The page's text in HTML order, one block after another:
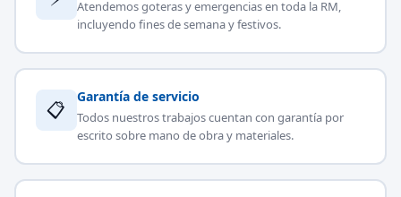
Atendemos goteras y emergencias en toda la RM,
incluyendo fines de semana y festivos.
📋
Garantía de servicio
Todos nuestros trabajos cuentan con garantía por
escrito sobre mano de obra y materiales.